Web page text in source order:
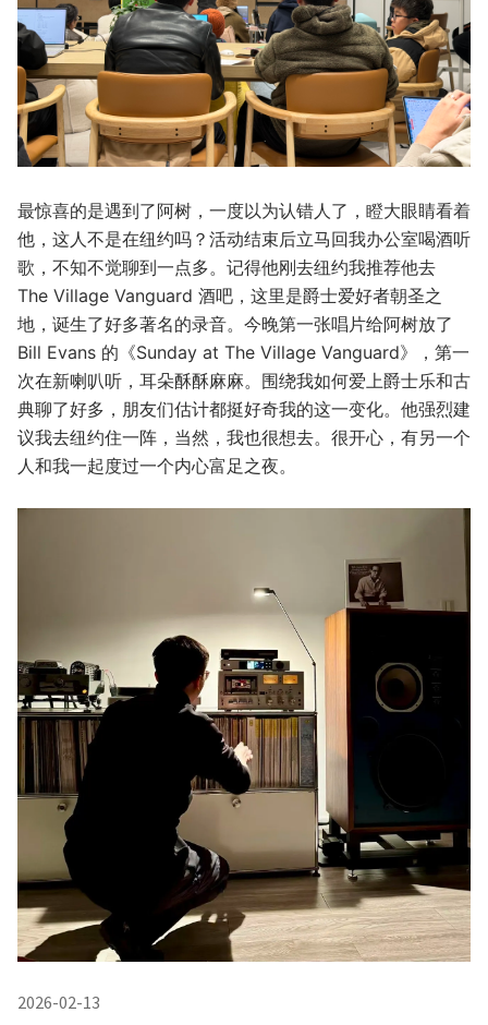
最惊喜的是遇到了阿树，一度以为认错人了，瞪大眼睛看着
他，这人不是在纽约吗？活动结束后立马回我办公室喝酒听
歌，不知不觉聊到一点多。记得他刚去纽约我推荐他去
The Village Vanguard 酒吧，这里是爵士爱好者朝圣之
地，诞生了好多著名的录音。今晚第一张唱片给阿树放了
Bill Evans 的《Sunday at The Village Vanguard》，第一
次在新喇叭听，耳朵酥酥麻麻。围绕我如何爱上爵士乐和古
典聊了好多，朋友们估计都挺好奇我的这一变化。他强烈建
议我去纽约住一阵，当然，我也很想去。很开心，有另一个
人和我一起度过一个内心富足之夜。
2026-02-13